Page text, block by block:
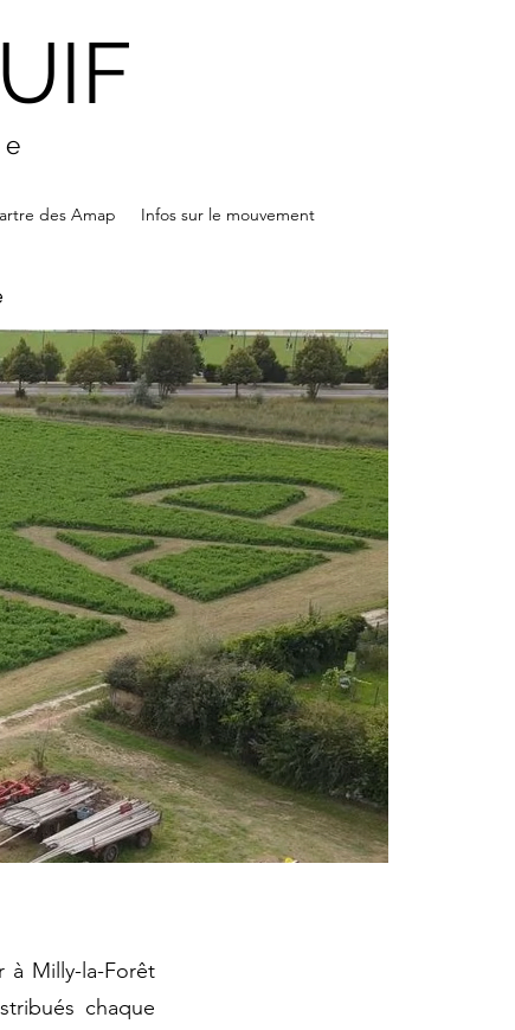
des Amap Infos sur le mouvement
à Milly-la-Forêt
chaque